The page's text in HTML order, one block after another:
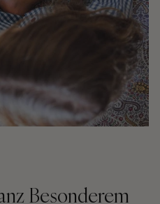
Besonderem